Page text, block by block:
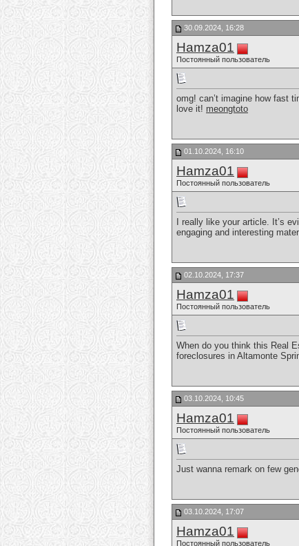
30.09.2024, 16:28
Hamza01
Постоянный пользователь
omg! can’t imagine how fast
love it! meongtoto
01.10.2024, 16:10
Hamza01
Постоянный пользователь
I really like your article. It’s
engaging and interesting
02.10.2024, 17:37
Hamza01
Постоянный пользователь
When do you think this Real
foreclosures in Altamonte
03.10.2024, 10:45
Hamza01
Постоянный пользователь
Just wanna remark on few
03.10.2024, 17:07
Hamza01
Постоянный пользователь